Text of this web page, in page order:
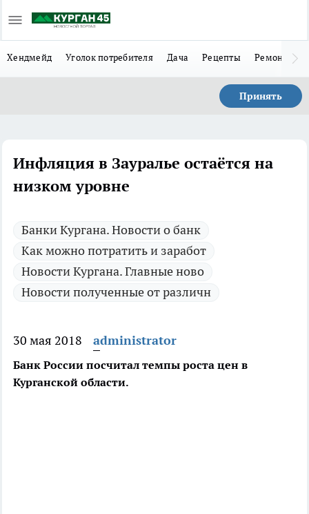
Хендмейд Уголок потребителя Дача Рецепты Ремонт
Принять
Инфляция в Зауралье остаётся на
низком уровне
Банки Кургана. Новости о банк
Как можно потратить и заработ
Новости Кургана. Главные ново
Новости полученные от различн
30 мая 2018 administrator
Банк России посчитал темпы роста цен в
Курганской области.